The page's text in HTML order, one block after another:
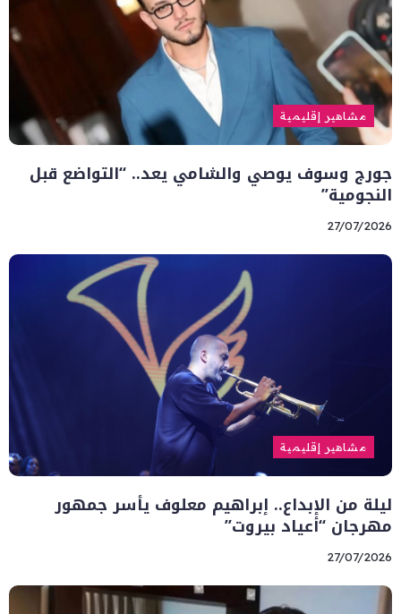
مشاهير إقليمية
جورج وسوف يوصي والشامي يعد.. “التواضع قبل
النجومية”
27/07/2026
مشاهير إقليمية
ليلة من الإبداع.. إبراهيم معلوف يأسر جمهور
مهرجان “أعياد بيروت”
27/07/2026